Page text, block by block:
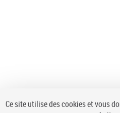
Ce site utilise des cookies et vous